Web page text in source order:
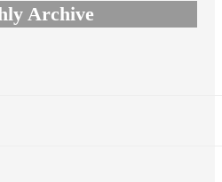
Archive